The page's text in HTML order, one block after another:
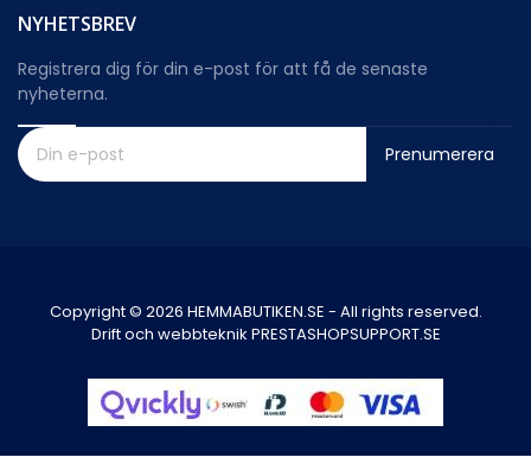
NYHETSBREV
Registrera dig för din e-post för att få de senaste
nyheterna.
Prenumerera
Copyright © 2026 HEMMABUTIKEN.SE - All rights reserved.
Drift och webbteknik PRESTASHOPSUPPORT.SE